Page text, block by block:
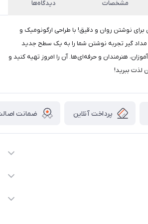
مشخصات دیدگاه‌ها
برای نوشتن روان و دقیق! با طراحی ارگونومیک و
گیر تجربه نوشتن شما را به یک سطح جدید
هنرمندان و حرفه‌ای‌ها. آن را امروز تهیه کنید و
لذت ببرید!
پرداخت آنلاین ضمانت